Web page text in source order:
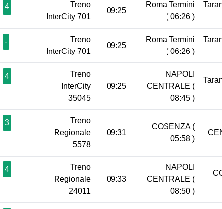
4
Treno
InterCity 701
09:25
Roma Termini
( 06:26 )
-
Treno
InterCity 701
09:25
Roma Termini
( 06:26 )
4
Treno
InterCity
35045
09:25
NAPOLI
CENTRALE (
08:45 )
3
Treno
Regionale
5578
09:31
COSENZA (
05:58 )
4
Treno
Regionale
24011
09:33
NAPOLI
CENTRALE (
08:50 )